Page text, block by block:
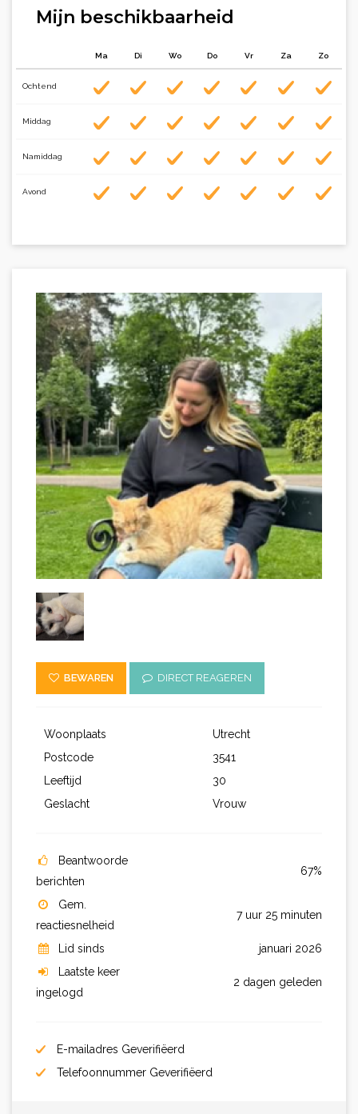
Mijn beschikbaarheid
Ma Di Wo Do Vr Za Zo
Ochtend
Middag
Namiddag
Avond
BEWAREN DIRECT REAGEREN
Woonplaats
Utrecht
Postcode
3541
Leeftijd
30
Geslacht
Vrouw
Beantwoorde
berichten
67%
Gem.
reactiesnelheid
7 uur 25 minuten
Lid sinds
januari 2026
Laatste keer
ingelogd
2 dagen geleden
E-mailadres Geverifiëerd
Telefoonnummer Geverifiëerd